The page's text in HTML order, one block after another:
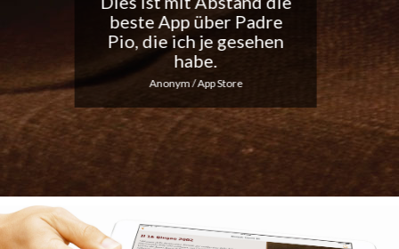
täglichen
Benachrichtigungen...
Macht weiter so!